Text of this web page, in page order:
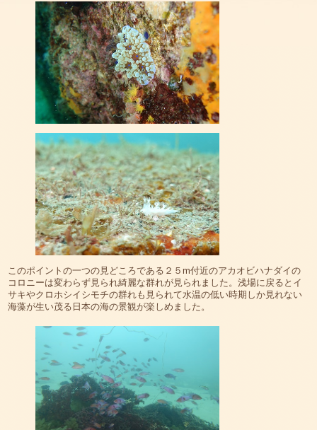
このポイントの一つの見どころである２５m付近のアカオビハナダイの
コロニーは変わらず見られ綺麗な群れが見られました。浅場に戻るとイ
サキやクロホシイシモチの群れも見られて水温の低い時期しか見れない
海藻が生い茂る日本の海の景観が楽しめました。